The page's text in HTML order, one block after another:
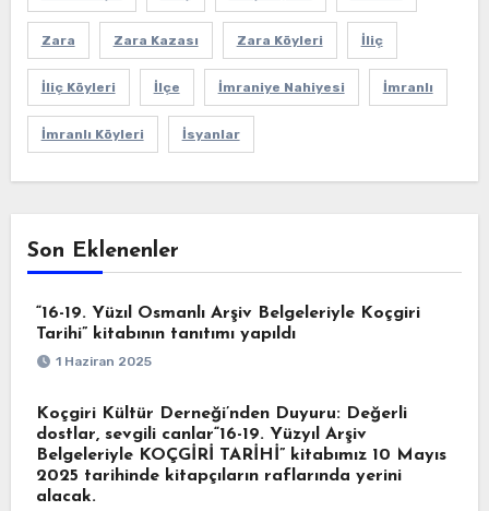
Zara Zara Kazası Zara Köyleri İliç
İliç Köyleri İlçe İmraniye Nahiyesi İmranlı
İmranlı Köyleri İsyanlar
Son Eklenenler
“16-19. Yüzıl Osmanlı Arşiv Belgeleriyle Koçgiri
Tarihi” kitabının tanıtımı yapıldı
1 Haziran 2025
Koçgiri Kültür Derneği’nden Duyuru: Değerli
dostlar, sevgili canlar“16-19. Yüzyıl Arşiv
Belgeleriyle KOÇGİRİ TARİHİ” kitabımız 10 Mayıs
2025 tarihinde kitapçıların raflarında yerini
alacak.